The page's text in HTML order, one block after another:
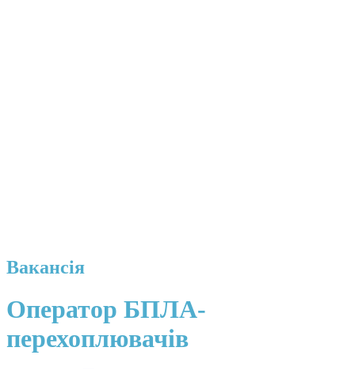
Вакансія
Оператор БПЛА-
перехоплювачів